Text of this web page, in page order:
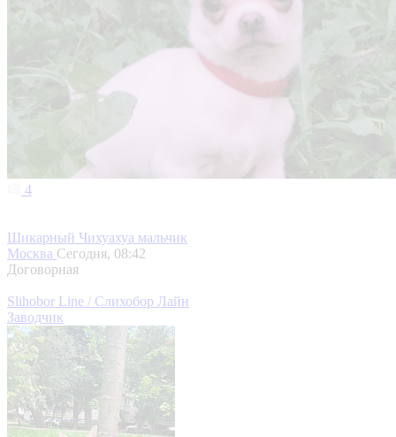
4
Шикарный Чихуахуа мальчик
Москва Сегодня, 08:42
Договорная
Slihobor Line / Слихобор Лайн
Заводчик